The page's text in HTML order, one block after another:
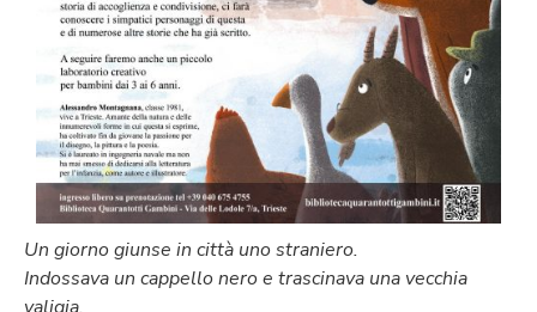
Un giorno giunse in città uno straniero.
Indossava un cappello nero e trascinava una vecchia